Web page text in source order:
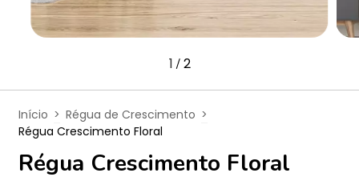
1/2
Início > Régua de Crescimento >
Régua Crescimento Floral
Régua Crescimento Floral